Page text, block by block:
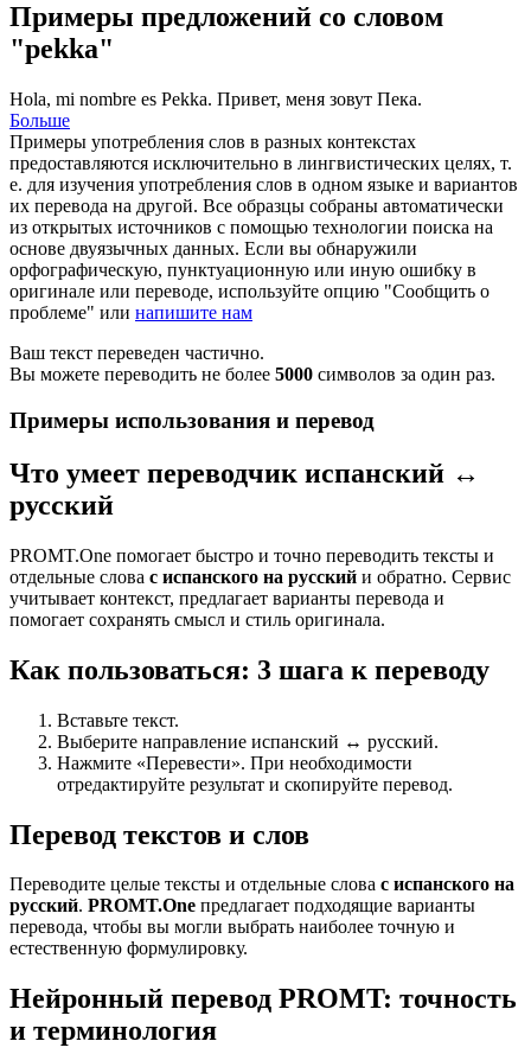
Примеры предложений со словом
"pekka"
Hola, mi nombre es Pekka. Привет, меня зовут Пека.
Больше
Примеры употребления слов в разных контекстах
предоставляются исключительно в лингвистических целях, т.
е. для изучения употребления слов в одном языке и вариантов
их перевода на другой. Все образцы собраны автоматически
из открытых источников с помощью технологии поиска на
основе двуязычных данных. Если вы обнаружили
орфографическую, пунктуационную или иную ошибку в
оригинале или переводе, используйте опцию "Сообщить о
проблеме" или напишите нам
Ваш текст переведен частично.
Вы можете переводить не более 5000 символов за один раз.
Примеры использования и перевод
Что умеет переводчик испанский ↔
русский
PROMT.One помогает быстро и точно переводить тексты и
отдельные слова с испанского на русский и обратно. Сервис
учитывает контекст, предлагает варианты перевода и
помогает сохранять смысл и стиль оригинала.
Как пользоваться: 3 шага к переводу
Вставьте текст.
Выберите направление испанский ↔ русский.
Нажмите «Перевести». При необходимости
отредактируйте результат и скопируйте перевод.
Перевод текстов и слов
Переводите целые тексты и отдельные слова с испанского на
русский. PROMT.One предлагает подходящие варианты
перевода, чтобы вы могли выбрать наиболее точную и
естественную формулировку.
Нейронный перевод PROMT: точность
и терминология